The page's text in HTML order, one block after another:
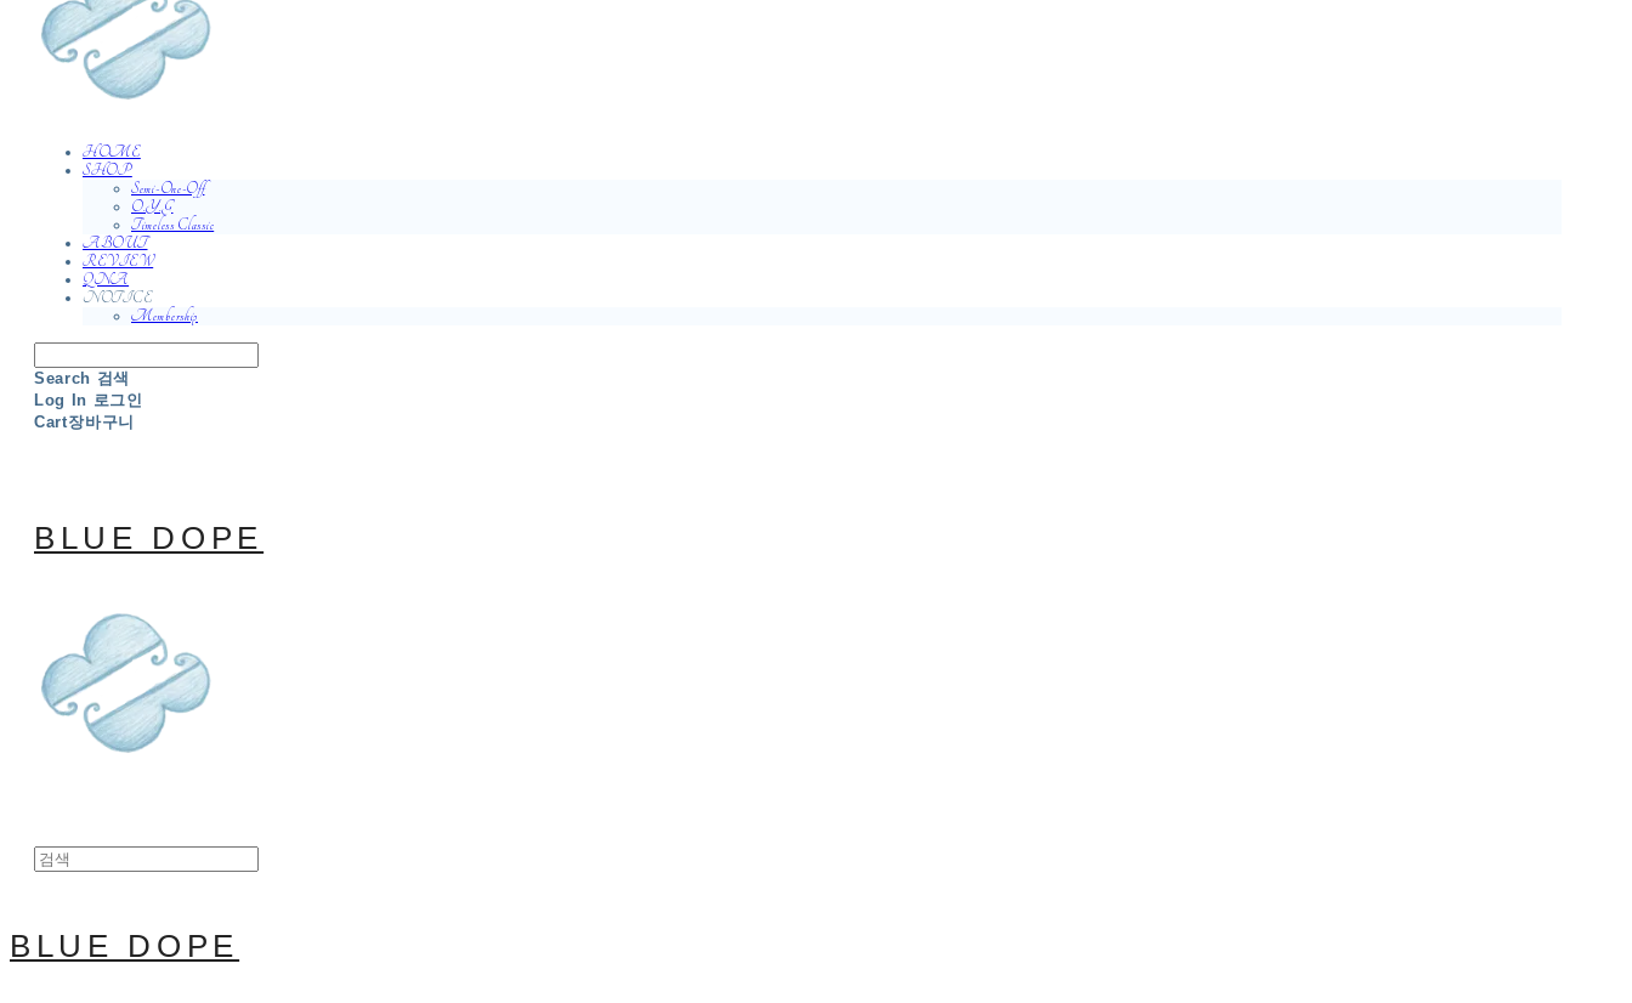
HOME
SHOP
Semi-One-Off
O.Y.G
Timeless Classic
ABOUT
REVIEW
QNA
NOTICE
Membership
Search 검색
Log In 로그인
Cart장바구니
BLUE DOPE
BLUE DOPE